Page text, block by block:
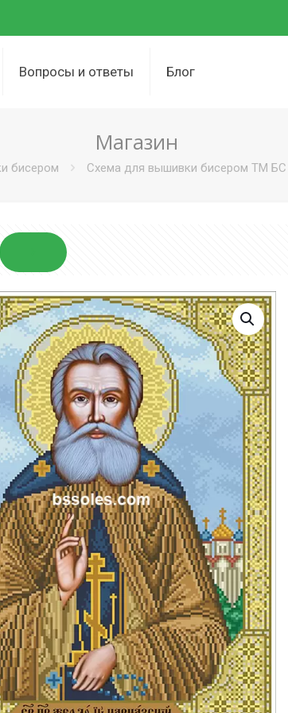
Вопросы и ответы Блог
Магазин
бисером Схема для вышивки бисером ТМ БС